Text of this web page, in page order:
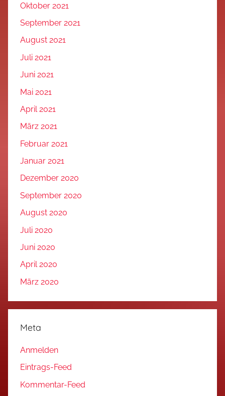
Oktober 2021
September 2021
August 2021
Juli 2021
Juni 2021
Mai 2021
April 2021
März 2021
Februar 2021
Januar 2021
Dezember 2020
September 2020
August 2020
Juli 2020
Juni 2020
April 2020
März 2020
Meta
Anmelden
Eintrags-Feed
Kommentar-Feed